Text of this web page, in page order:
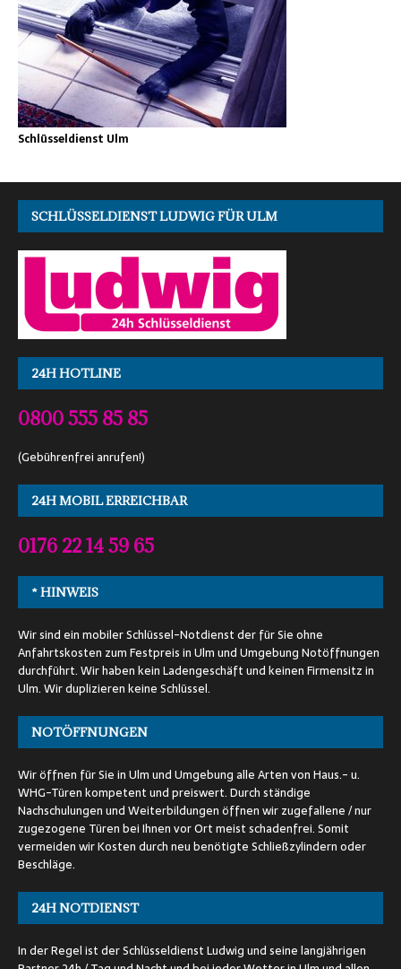
Schlüsseldienst Ulm
SCHLÜSSELDIENST LUDWIG FÜR ULM
24H HOTLINE
0800 555 85 85
(Gebührenfrei anrufen!)
24H MOBIL ERREICHBAR
0176 22 14 59 65
* HINWEIS
Wir sind ein mobiler Schlüssel-Notdienst der für Sie ohne
Anfahrtskosten zum Festpreis in Ulm und Umgebung Notöffnungen
durchführt. Wir haben kein Ladengeschäft und keinen Firmensitz in
Ulm. Wir duplizieren keine Schlüssel.
NOTÖFFNUNGEN
Wir öffnen für Sie in Ulm und Umgebung alle Arten von Haus.- u.
WHG-Türen kompetent und preiswert. Durch ständige
Nachschulungen und Weiterbildungen öffnen wir zugefallene / nur
zugezogene Türen bei Ihnen vor Ort meist schadenfrei. Somit
vermeiden wir Kosten durch neu benötigte Schließzylindern oder
Beschläge.
24H NOTDIENST
In der Regel ist der Schlüsseldienst Ludwig und seine langjährigen